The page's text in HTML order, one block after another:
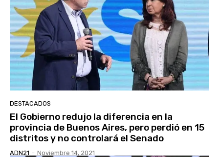
DESTACADOS
El Gobierno redujo la diferencia en la
provincia de Buenos Aires, pero perdió en 15
distritos y no controlará el Senado
ADN21 - Noviembre 14, 2021